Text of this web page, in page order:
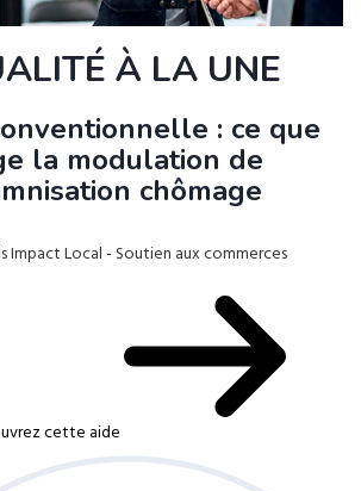
À LA UNE
: ce que
la modulation de
chômage
Impact Local - Soutien aux commerces
cette aide